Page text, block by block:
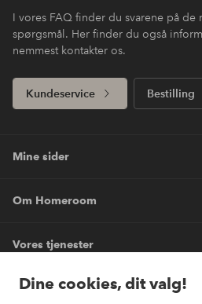
Dine cookies, dit valg!
I vores FAQ finder du svarene på de
spørgsmål. Her finder du også
nemmest kontakter os.
Kundeservice Bestilling
Mine sider
Om Homeroom
Vores tjenester
Vilkår